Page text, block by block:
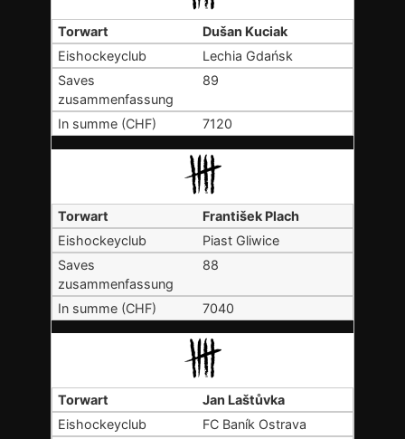
Dušan Kuciak
Lechia Gdańsk
89
7120
František Plach
Piast Gliwice
88
7040
Jan Laštůvka
FC Baník Ostrava